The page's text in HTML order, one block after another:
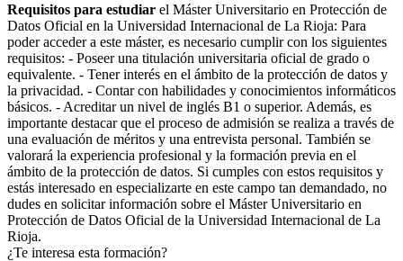
Requisitos para estudiar el Máster Universitario en Protección de
Datos Oficial en la Universidad Internacional de La Rioja: Para
poder acceder a este máster, es necesario cumplir con los siguientes
requisitos: - Poseer una titulación universitaria oficial de grado o
equivalente. - Tener interés en el ámbito de la protección de datos y
la privacidad. - Contar con habilidades y conocimientos informáticos
básicos. - Acreditar un nivel de inglés B1 o superior. Además, es
importante destacar que el proceso de admisión se realiza a través de
una evaluación de méritos y una entrevista personal. También se
valorará la experiencia profesional y la formación previa en el
ámbito de la protección de datos. Si cumples con estos requisitos y
estás interesado en especializarte en este campo tan demandado, no
dudes en solicitar información sobre el Máster Universitario en
Protección de Datos Oficial de la Universidad Internacional de La
Rioja.
¿Te interesa esta formación?